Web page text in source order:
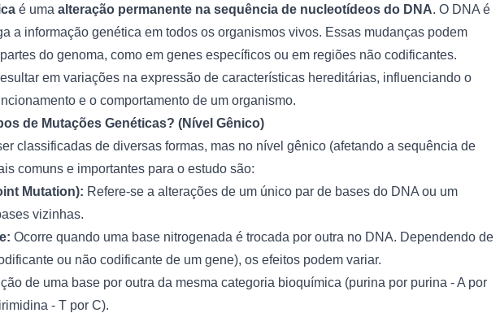
é uma alteração permanente na sequência de nucleotídeos do DNA. O DNA é
a informação genética em todos os organismos vivos. Essas mudanças podem
do genoma, como em genes específicos ou em regiões não codificantes.
em variações na expressão de características hereditárias, influenciando o
e o comportamento de um organismo.
de Mutações Genéticas? (Nível Gênico)
classificadas de diversas formas, mas no nível gênico (afetando a sequência de
comuns e importantes para o estudo são:
Mutation): Refere-se a alterações de um único par de bases do DNA ou um
vizinhas.
Ocorre quando uma base nitrogenada é trocada por outra no DNA. Dependendo de
ou não codificante de um gene), os efeitos podem variar.
de uma base por outra da mesma categoria bioquímica (purina por purina - A por
- T por C).